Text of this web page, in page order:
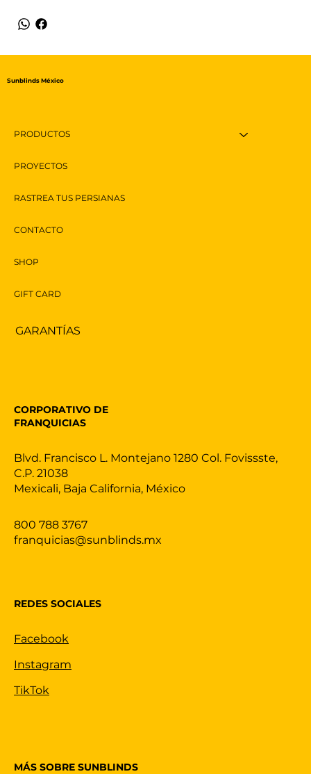
PRODUCTOS
PROYECTOS
RASTREA TUS PERSIANAS
CONTACTO
SHOP
GIFT CARD
Sunblinds México
GARANTÍAS
800 788 3767
franquicias@sunblinds.mx
Blvd. Francisco L. Montejano 1280 Col. Fovissste,
C.P. 21038
Mexicali, Baja California, México
CORPORATIVO DE
FRANQUICIAS
REDES SOCIALES
Facebook
Instagram
TikTok
MÁS SOBRE SUNBLINDS